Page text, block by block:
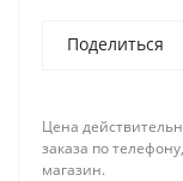
Поделиться
Цена
заказа по
магазин.